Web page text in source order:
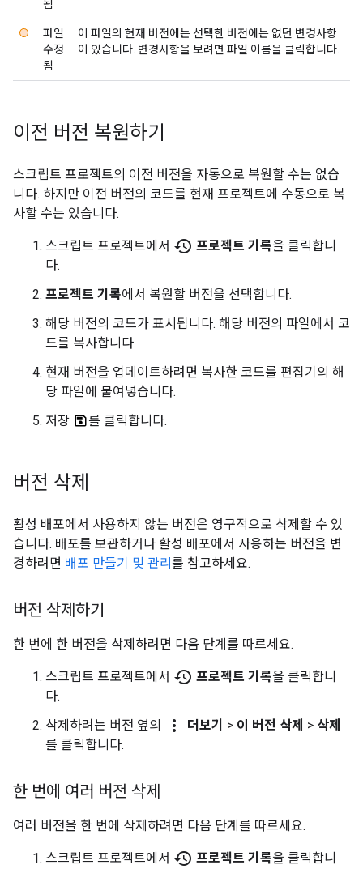
됨
파일
수정
됨
이 파일의 현재 버전에는 선택한 버전에는 없던 변경사항
이 있습니다. 변경사항을 보려면 파일 이름을 클릭합니다.
이전 버전 복원하기
스크립트 프로젝트의 이전 버전을 자동으로 복원할 수는 없습
니다. 하지만 이전 버전의 코드를 현재 프로젝트에 수동으로 복
사할 수는 있습니다.
스크립트 프로젝트에서 history 프로젝트 기록을 클릭합니
다.
프로젝트 기록에서 복원할 버전을 선택합니다.
해당 버전의 코드가 표시됩니다. 해당 버전의 파일에서 코
드를 복사합니다.
현재 버전을 업데이트하려면 복사한 코드를 편집기의 해
당 파일에 붙여넣습니다.
저장
를 클릭합니다.
버전 삭제
활성 배포에서 사용하지 않는 버전은 영구적으로 삭제할 수 있
습니다. 배포를 보관하거나 활성 배포에서 사용하는 버전을 변
경하려면 배포 만들기 및 관리 를 참고하세요.
버전 삭제하기
한 번에 한 버전을 삭제하려면 다음 단계를 따르세요.
스크립트 프로젝트에서 history 프로젝트 기록을 클릭합니
다.
삭제하려는 버전 옆의
more_vert 더보기 > 이 버전 삭제 > 삭제
를 클릭합니다.
한 번에 여러 버전 삭제
여러 버전을 한 번에 삭제하려면 다음 단계를 따르세요.
스크립트 프로젝트에서 history 프로젝트 기록을 클릭합니